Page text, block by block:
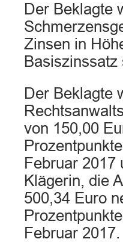
Der Beklagte
Zinsen in
Der Beklagte
von 150,00
Februar 2017
Klägerin, die
500,34 Euro
Februar 2017.